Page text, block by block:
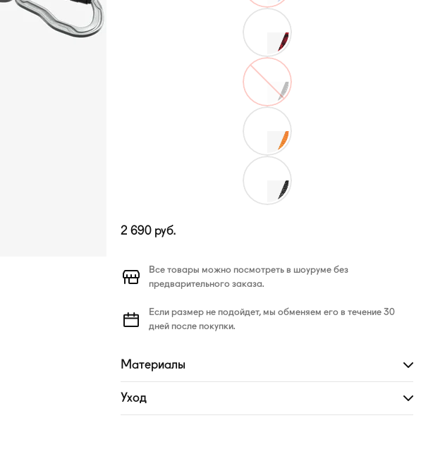
2 690 руб.
Все товары можно посмотреть в шоуруме без
предварительного заказа.
Если размер не подойдет, мы обменяем его в течение 30
дней после покупки.
Материалы
Развернуть
Уход
Развернуть